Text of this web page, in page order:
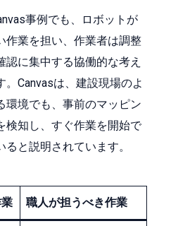
事例でも、ロボットが
作業を担い、作業者は調整
に集中する協働的な考え
Canvasは、建設現場のよ
環境でも、事前のマッピン
検知し、すぐ作業を開始で
と説明されています。
職人が担うべき作業